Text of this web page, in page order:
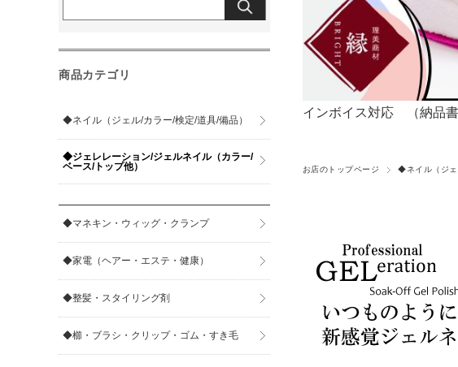
インボイス対応 （納品
お店のトップページ ◆ネイル（ジェ
商品カテゴリ
◆ネイル（ジェル/カラー/検定/道具/備品）
◆ジェレレーション/ジェルネイル（カラー/
ベース/トップ他）
◆マネキン・ウィッグ・クランプ
◆家電（ヘアー・エステ・健康）
◆整髪・スタイリング剤
◆櫛・ブラシ・クリップ・ゴム・すき毛